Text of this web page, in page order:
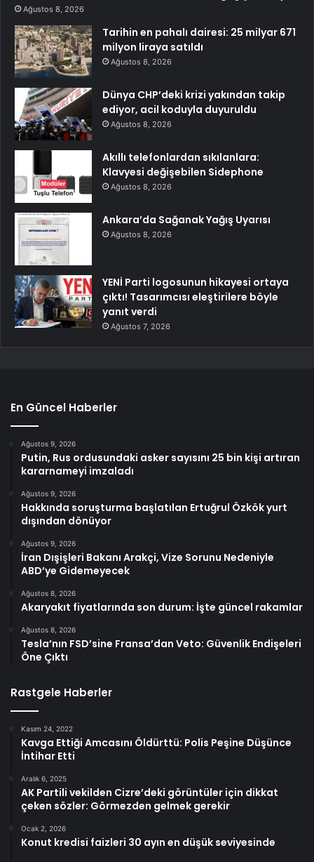
Ağustos 8, 2026
Tarihin en pahalı dairesi: 25 milyar 671
milyon liraya satıldı
Ağustos 8, 2026
Dünya CHP’deki krizi yakından takip
ediyor, acil koduyla duyuruldu
Ağustos 8, 2026
Akıllı telefonlardan sıkılanlara:
Klavyesi değişebilen Sidephone
Ağustos 8, 2026
Ankara’da Sağanak Yağış Uyarısı
Ağustos 8, 2026
YENİ Parti logosunun hikayesi ortaya
çıktı! Tasarımcısı eleştirilere böyle
yanıt verdi
Ağustos 7, 2026
En Güncel Haberler
Ağustos 9, 2026
Putin, Rus ordusundaki asker sayısını 25 bin kişi artıran
kararnameyi imzaladı
Ağustos 9, 2026
Hakkında soruşturma başlatılan Ertuğrul Özkök yurt
dışından dönüyor
Ağustos 9, 2026
İran Dışişleri Bakanı Arakçi, Vize Sorunu Nedeniyle
ABD’ye Gidemeyecek
Ağustos 8, 2026
Akaryakıt fiyatlarında son durum: İşte güncel rakamlar
Ağustos 8, 2026
Tesla’nın FSD’sine Fransa’dan Veto: Güvenlik Endişeleri
Öne Çıktı
Rastgele Haberler
Kasım 24, 2022
Kavga Ettiği Amcasını Öldürttü: Polis Peşine Düşünce
İntihar Etti
Aralık 6, 2025
AK Partili vekilden Cizre’deki görüntüler için dikkat
çeken sözler: Görmezden gelmek gerekir
Ocak 2, 2026
Konut kredisi faizleri 30 ayın en düşük seviyesinde